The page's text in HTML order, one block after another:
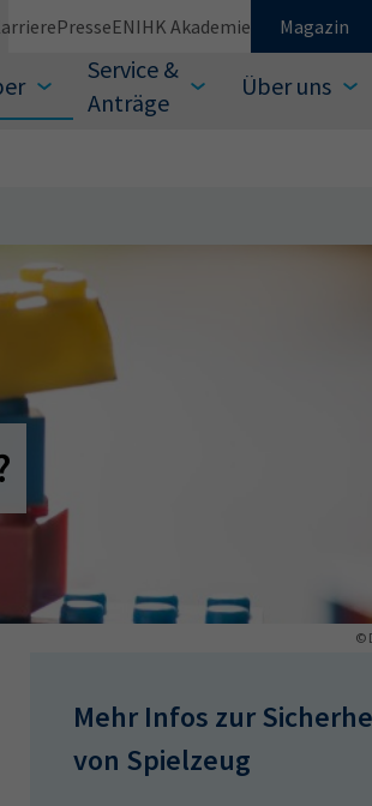
Service &
Anträge
Über uns
PresseEN IHK Akademie Magazin
Suche
Suchen
©
Mehr Infos zur
von Spielzeug